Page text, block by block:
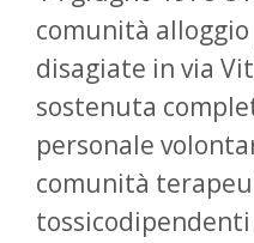
comunità
disagiate in via
sostenuta
personale
comunità